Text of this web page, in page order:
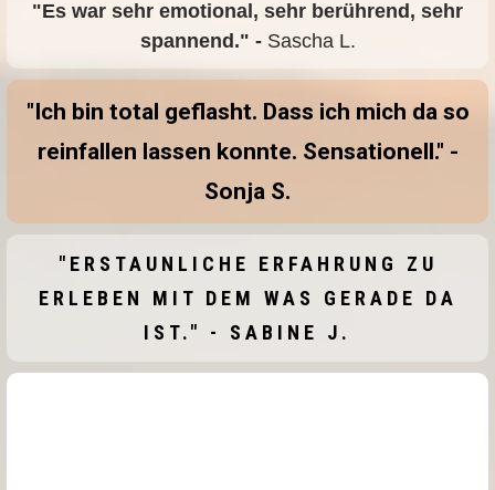
"Es war sehr emotional, sehr berührend, sehr
spannend." - Sascha L.
"Ich bin total geflasht. Dass ich mich da so
reinfallen lassen konnte. Sensationell." -
Sonja S.
"ERSTAUNLICHE ERFAHRUNG ZU
ERLEBEN MIT DEM WAS GERADE DA
IST." - SABINE J.